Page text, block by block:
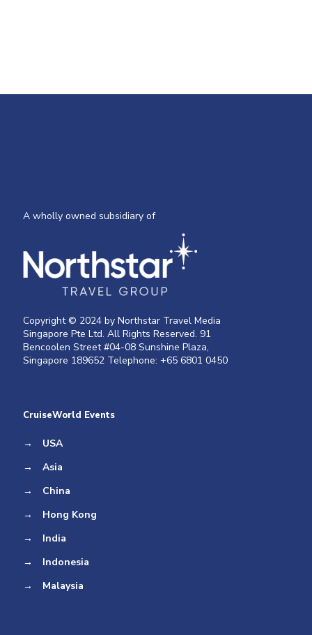
A wholly owned subsidiary of
Copyright © 2024 by Northstar Travel Media
Singapore Pte Ltd. All Rights Reserved. 91
Bencoolen Street #04-08 Sunshine Plaza,
Singapore 189652 Telephone: +65 6801 0450
CruiseWorld Events
→
USA
→
Asia
→
China
→
Hong Kong
→
India
→
Indonesia
→
Malaysia